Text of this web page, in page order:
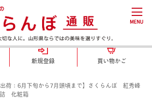
MENU
新規登録 買い物かご
出荷：6月下旬から7月頭頃まで】さくらんぼ 紅秀峰
化粧箱